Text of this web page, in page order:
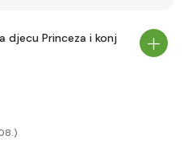
djecu Princeza i konj